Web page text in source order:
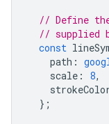
// Define
// supplied
const
path :
scale : 8,
};